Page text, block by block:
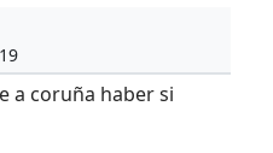
a coruña haber si